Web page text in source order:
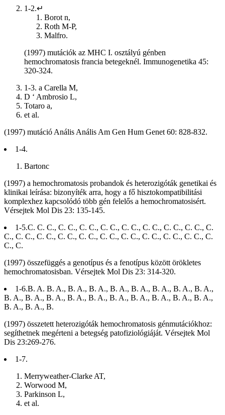
1-2.↵
Borot n,
Roth M-P,
Malfro.
(1997) mutációk az MHC I. osztályú génben
hemochromatosis francia betegeknél. Immunogenetika 45:
320-324.
1-3. a Carella M,
D ‘ Ambrosio L,
Totaro a,
et al.
(1997) mutáció Anális Anális Am Gen Hum Genet 60: 828-832.
1-4.
Bartonc
(1997) a hemochromatosis probandok és heterozigóták genetikai és
klinikai leírása: bizonyíték arra, hogy a fő hisztokompatibilitási
komplexhez kapcsolódó több gén felelős a hemochromatosisért.
Vérsejtek Mol Dis 23: 135-145.
1-5.C. C. C., C. C., C. C., C. C., C. C., C. C., C. C., C. C., C.
C., C. C., C. C., C. C., C. C., C. C., C. C., C. C., C. C., C. C., C.
C., C.
(1997) összefüggés a genotípus és a fenotípus között örökletes
hemochromatosisban. Vérsejtek Mol Dis 23: 314-320.
1-6.B. A. B. A., B. A., B. A., B. A., B. A., B. A., B. A., B. A.,
B. A., B. A., B. A., B. A., B. A., B. A., B. A., B. A., B. A., B. A.,
B. A., B. A., B.
(1997) összetett heterozigóták hemochromatosis génmutációkhoz:
segíthetnek megérteni a betegség patofiziológiáját. Vérsejtek Mol
Dis 23:269-276.
1-7.
Merryweather-Clarke AT,
Worwood M,
Parkinson L,
et al.